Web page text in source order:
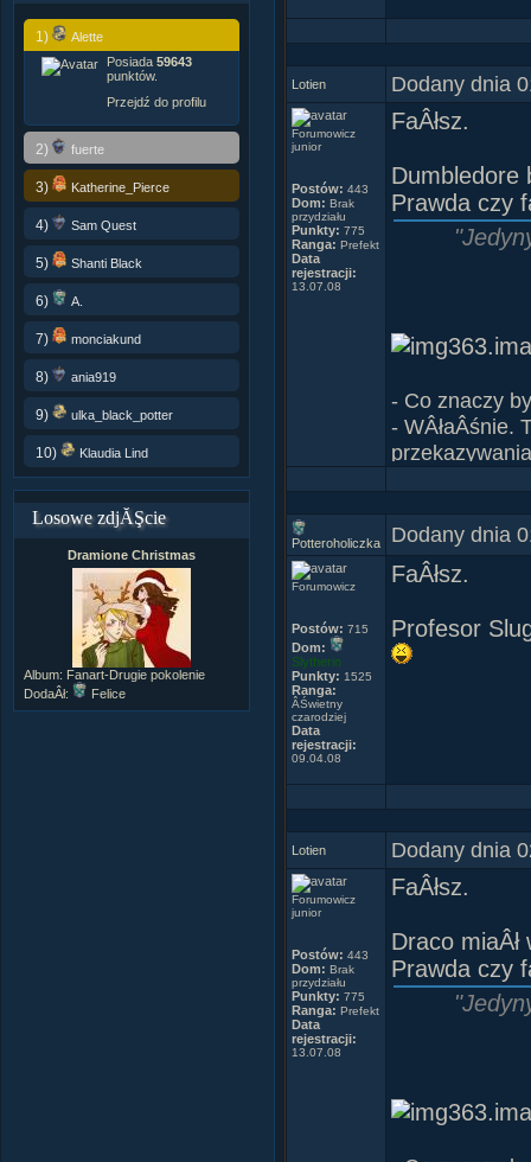
1)
Alette
Posiada 59643
punktów.
Przejdź do profilu
2) fuerte
3) Katherine_Pierce
4) Sam Quest
5) Shanti Black
6) A.
7) monciakund
8) ania919
9) ulka_black_potter
10) Klaudia Lind
Losowe zdjĂŞcie
Dramione Christmas
Album: Fanart-Drugie pokolenie
DodaÂł:
Felice
-
Lotien Dodany dnia
Forumowicz
junior
Postów: 443
Dom: Brak
przydziału
Punkty: 775
Ranga: Prefekt
Data
rejestracji:
13.07.08
FaÂłsz.
Dumbledore
Prawda czy
- Co znaczy
- WÂłaÂśnie.
- KaÂżdy z
- Bo wszyscy,
Paulo
Potteroholiczka Dodany dnia
Forumowicz
Postów: 715
Dom:
Slytherin
Punkty: 1525
Ranga:
ÂŚwietny
czarodziej
Data
rejestracji:
09.04.08
FaÂłsz.
Profesor
Lotien Dodany dnia
Forumowicz
junior
Postów: 443
Dom: Brak
przydziału
Punkty: 775
Ranga: Prefekt
Data
rejestracji:
13.07.08
FaÂłsz.
Draco
Prawda czy